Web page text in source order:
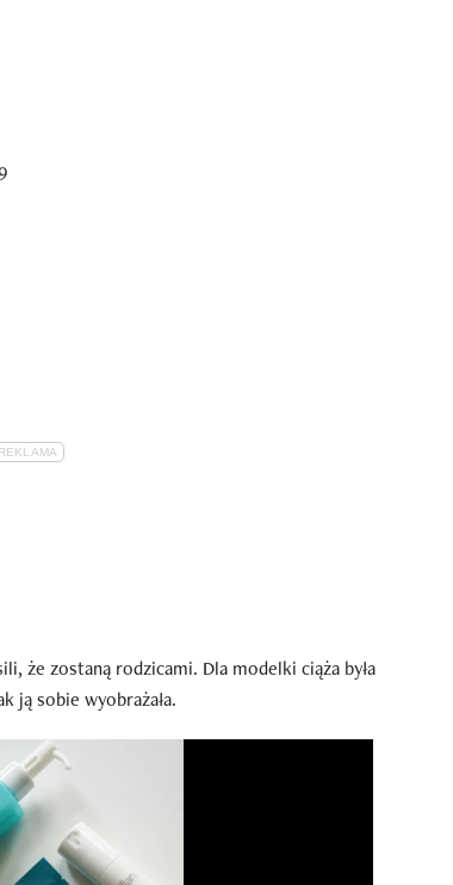
że zostaną rodzicami. Dla modelki ciąża była
ją sobie wyobrażała.